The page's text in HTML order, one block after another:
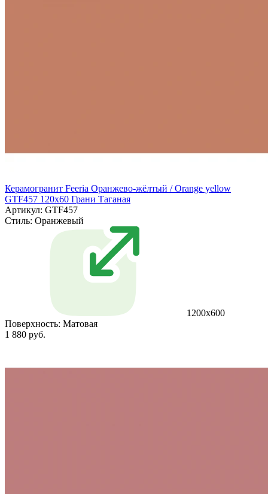
Керамогранит Feeria Оранжево‑жёлтый / Orange yellow
GTF457 120х60 Грани Таганая
Артикул: GTF457
Стиль: Оранжевый
1200х600
Поверхность: Матовая
1 880 руб.